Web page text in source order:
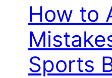
How to
Sports